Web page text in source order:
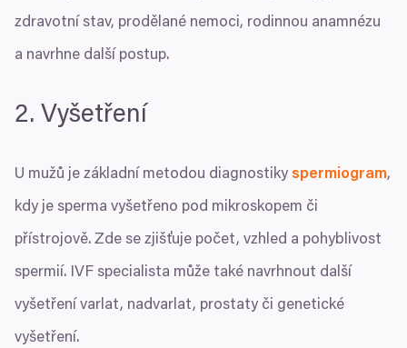
zdravotní stav, prodělané nemoci, rodinnou anamnézu
a navrhne další postup.
2. Vyšetření
U mužů je základní metodou diagnostiky spermiogram,
kdy je sperma vyšetřeno pod mikroskopem či
přístrojově. Zde se zjišťuje počet, vzhled a pohyblivost
spermií. IVF specialista může také navrhnout další
vyšetření varlat, nadvarlat, prostaty či genetické
vyšetření.